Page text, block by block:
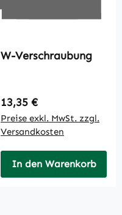
W-Verschraubung
Regulärer Preis:
13,35 €
Preise exkl. MwSt. zzgl.
Versandkosten
In den Warenkorb